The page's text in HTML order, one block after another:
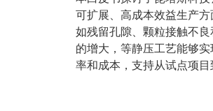
可扩展、高成本效益生产
如残留孔隙、颗粒接触不
的增大，等静压工艺能够
率和成本，支持从试点项目